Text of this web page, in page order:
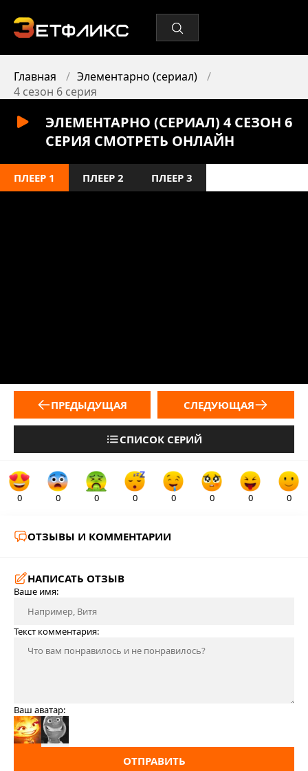
Главная
Элементарно (сериал)
4 сезон 6 серия
ЭЛЕМЕНТАРНО (СЕРИАЛ) 4 СЕЗОН 6
СЕРИЯ СМОТРЕТЬ ОНЛАЙН
ПЛЕЕР 1 ПЛЕЕР 2 ПЛЕЕР 3
ПРЕДЫДУЩАЯ
СПИСОК СЕРИЙ
СЛЕДУЮЩАЯ
0 0 0 0 0 0 0 0
ОТЗЫВЫ И КОММЕНТАРИИ
НАПИСАТЬ ОТЗЫВ
Ваше имя:
Текст комментария:
Ваш аватар:
ОТПРАВИТЬ